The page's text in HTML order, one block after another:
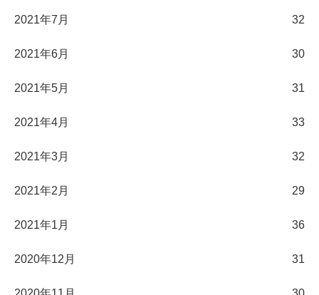
2021年7月 32
2021年6月 30
2021年5月 31
2021年4月 33
2021年3月 32
2021年2月 29
2021年1月 36
2020年12月 31